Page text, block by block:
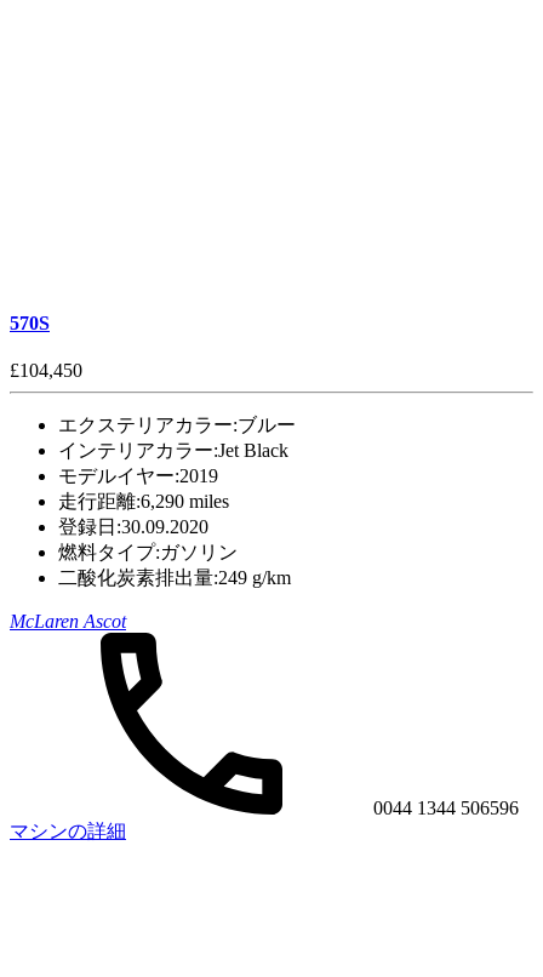
570S
£104,450
エクステリアカラー:ブルー
インテリアカラー:Jet Black
モデルイヤー:2019
走行距離:6,290 miles
登録日:30.09.2020
燃料タイプ:ガソリン
二酸化炭素排出量:249 g/km
McLaren Ascot
0044 1344 506596
マシンの詳細